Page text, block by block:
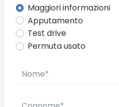
Maggiori informazioni
Apputamento
Test drive
Permuta usato